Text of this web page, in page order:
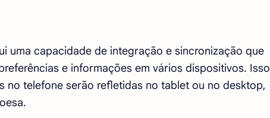
uma capacidade de integração e sincronização que
e informações em vários dispositivos. Isso
no telefone serão refletidas no tablet ou no desktop,